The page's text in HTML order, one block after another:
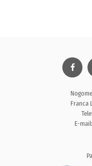
Franca
E-mail: